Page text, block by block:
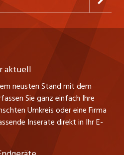
aktuell
neusten Stand mit dem
Sie ganz einfach Ihre
Umkreis oder eine Firma
Inserate direkt in Ihr E-